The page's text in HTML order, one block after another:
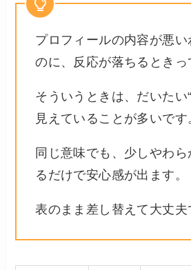
プロフィールの内容が悪
のに、反応が落ちるときっ
そういうときは、だいたい
見えていることが多いです
同じ意味でも、少しやわら
るだけで安心感が出ます。
表のまま差し替えて大丈夫